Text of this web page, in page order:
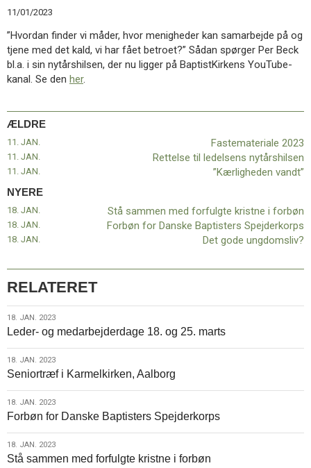
11.0:
Kalender
13.0:
Værktøjskassen
14.0:
Mission
15.0:
Om
BaptistKirken
Næste
indlæg:
Stå
sammen
med
forfulgte
kristne
forbønForrige
11/01/2023
”Hvordan finder vi måder, hvor menigheder kan samarbejde på og
tjene med det kald, vi har fået betroet?” Sådan spørger Per Beck
bl.a. i sin nytårshilsen, der nu ligger på BaptistKirkens YouTube-
kanal. Se den her.
ÆLDRE
11. JAN. Fastemateriale 2023
11. JAN. Rettelse til ledelsens nytårshilsen
11. JAN. ”Kærligheden vandt”
NYERE
Stå sammen med forfulgte kristne i forbøn
18. JAN.
Forbøn for Danske Baptisters Spejderkorps
18. JAN.
Det gode ungdomsliv?
18. JAN.
RELATERET
18.
jan.
2023
18. JAN. 2023
Leder- og medarbejderdage 18. og 25. marts
18.
jan.
2023
18. JAN. 2023
Seniortræf i Karmelkirken, Aalborg
18.
jan.
2023
18. JAN. 2023
Forbøn for Danske Baptisters Spejderkorps
18.
jan.
18. JAN. 2023
Stå sammen med forfulgte kristne i forbøn